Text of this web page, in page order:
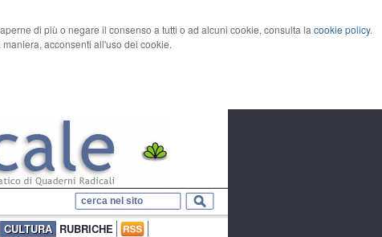
di più o negare il consenso a tutti o ad alcuni cookie, consulta la cookie policy.
acconsenti all'uso dei cookie.
CULTURA RUBRICHE